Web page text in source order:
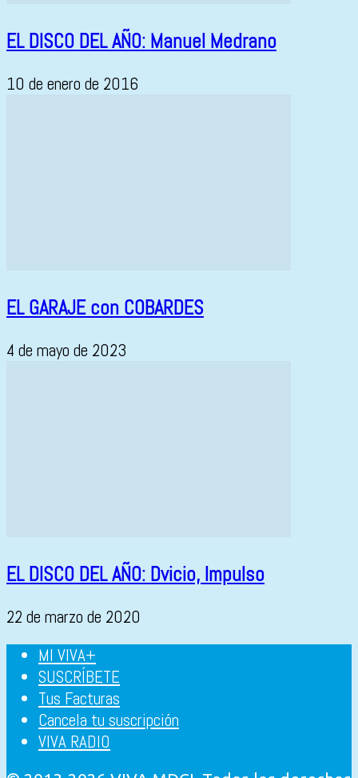
EL DISCO DEL AÑO: Manuel Medrano
10 de enero de 2016
EL GARAJE con COBARDES
4 de mayo de 2023
EL DISCO DEL AÑO: Dvicio, Impulso
22 de marzo de 2020
MI VIVA+
SUSCRÍBETE
Tus Facturas
Cancela tu suscripción
VIVA RADIO